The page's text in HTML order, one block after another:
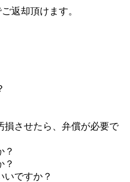
返却頂けます。
損させたら、弁償が必要で
？
？
いですか？